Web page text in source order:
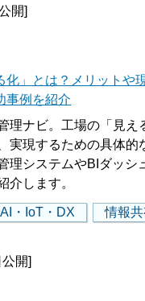
開]
化」とは？メリットや
事例を紹介
理ナビ。工場の「見え
実現するための具体的
理システムやBIダッシ
介します。
AI・IoT・DX
情報
開]